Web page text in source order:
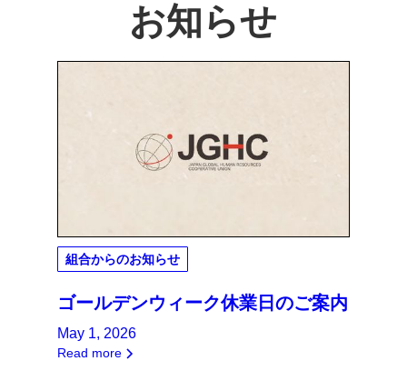
お知らせ
組合からのお知らせ
ゴールデンウィーク休業日のご案内
May 1, 2026
Read more